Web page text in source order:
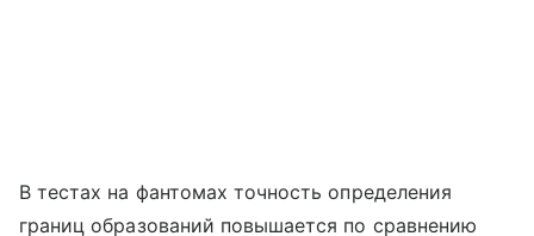
В тестах на фантомах точность определения
границ образований повышается по сравнению